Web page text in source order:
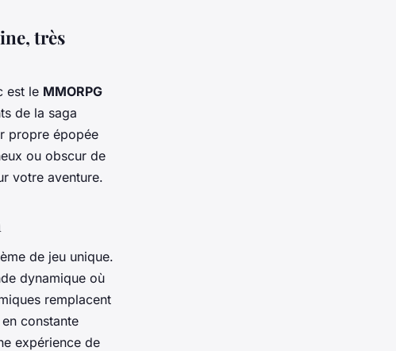
très
est le MMORPG
de la saga
propre épopée
ou obscur de
votre aventure.
de jeu unique.
dynamique où
remplacent
constante
expérience de